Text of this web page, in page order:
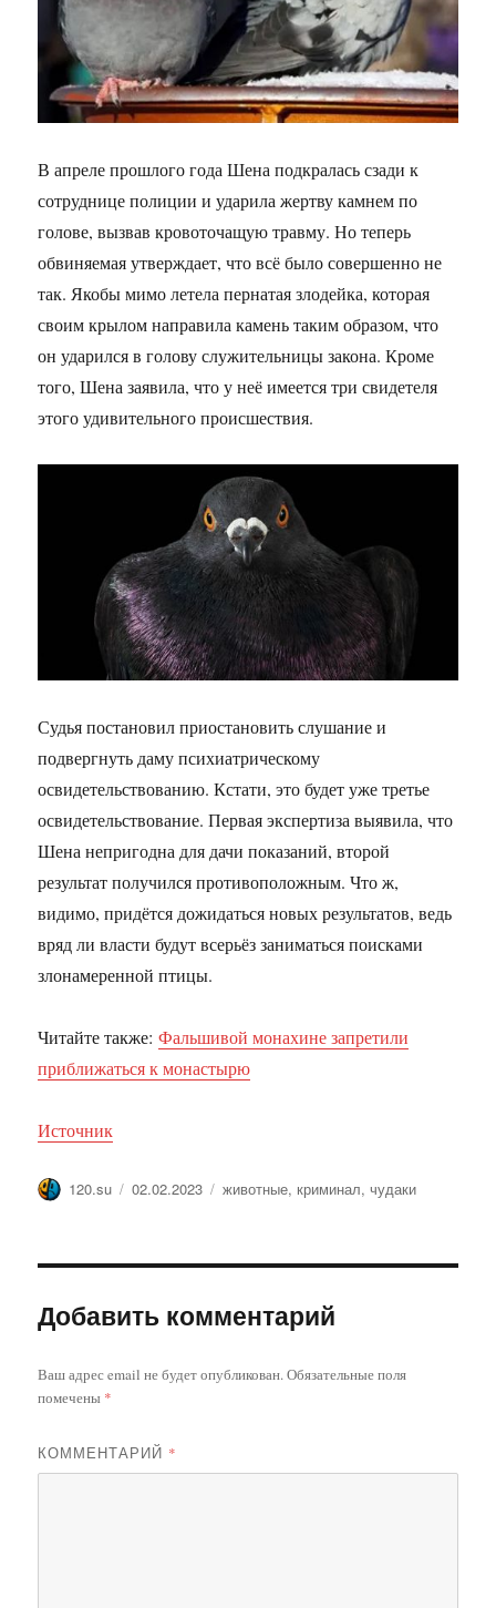
В апреле прошлого года Шена подкралась сзади к
сотруднице полиции и ударила жертву камнем по
голове, вызвав кровоточащую травму. Но теперь
обвиняемая утверждает, что всё было совершенно не
так. Якобы мимо летела пернатая злодейка, которая
своим крылом направила камень таким образом, что
он ударился в голову служительницы закона. Кроме
того, Шена заявила, что у неё имеется три свидетеля
этого удивительного происшествия.
Судья постановил приостановить слушание и
подвергнуть даму психиатрическому
освидетельствованию. Кстати, это будет уже третье
освидетельствование. Первая экспертиза выявила, что
Шена непригодна для дачи показаний, второй
результат получился противоположным. Что ж,
видимо, придётся дожидаться новых результатов, ведь
вряд ли власти будут всерьёз заниматься поисками
злонамеренной птицы.
Читайте также:Фальшивой монахине запретили
приближаться к монастырю
Источник
Автор
120.su Опубликовано
02.02.2023 Метки
животные, криминал,чудаки
Добавить комментарий
Ваш адрес email не будет опубликован.Обязательные поля
помечены *
КОММЕНТАРИЙ *